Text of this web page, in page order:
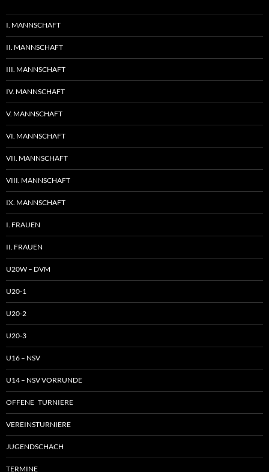
I. MANNSCHAFT
II. MANNSCHAFT
III. MANNSCHAFT
IV. MANNSCHAFT
V. MANNSCHAFT
VI. MANNSCHAFT
VII. MANNSCHAFT
VIII. MANNSCHAFT
IX. MANNSCHAFT
I. FRAUEN
II. FRAUEN
U20W – DVM
U20-1
U20-2
U20-3
U16 – NSV
U14 – NSV VORRUNDE
OFFENE TURNIERE
VEREINSTURNIERE
JUGENDSCHACH
TERMINE